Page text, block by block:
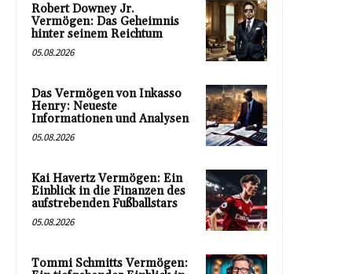
Robert Downey Jr.
Vermögen: Das Geheimnis
hinter seinem Reichtum
05.08.2026
Das Vermögen von Inkasso
Henry: Neueste
Informationen und Analysen
05.08.2026
Kai Havertz Vermögen: Ein
Einblick in die Finanzen des
aufstrebenden Fußballstars
05.08.2026
Tommi Schmitts Vermögen: